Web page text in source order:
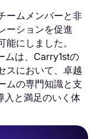
ームメンバーと非
ーションを促進
にしました。
ムは、Carry1stの
スにおいて、卓越
ムの専門知識と支
入と満足のいく体